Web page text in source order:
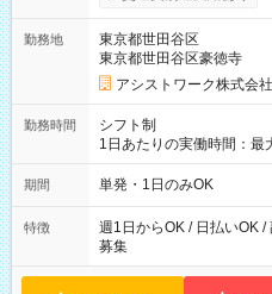
勤務地
東京都世田谷区
東京都世田谷区豪徳寺
アシストワーク株式会社
勤務時間
シフト制
1日あたりの実働時間：最
勤務 勤務：月・水・金 休み：火・
可能です！ ※1日あたりの最大実働時間は日勤、夜勤共に勤務し
期間 単発・1日のみOK
特徴
週1日からOK / 日払いOK
募集